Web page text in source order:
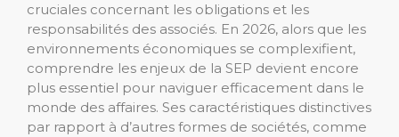
cruciales concernant les obligations et les
responsabilités des associés. En 2026, alors que les
environnements économiques se complexifient,
comprendre les enjeux de la SEP devient encore
plus essentiel pour naviguer efficacement dans le
monde des affaires. Ses caractéristiques distinctives
par rapport à d’autres formes de sociétés, comme